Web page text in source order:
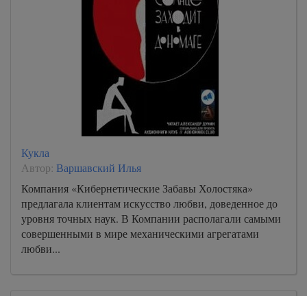
Кукла
Автор: Варшавский Илья
Компания «Кибернетические Забавы Холостяка»
предлагала клиентам искусство любви, доведенное до
уровня точных наук. В Компании располагали самыми
совершенными в мире механическими агрегатами
любви...